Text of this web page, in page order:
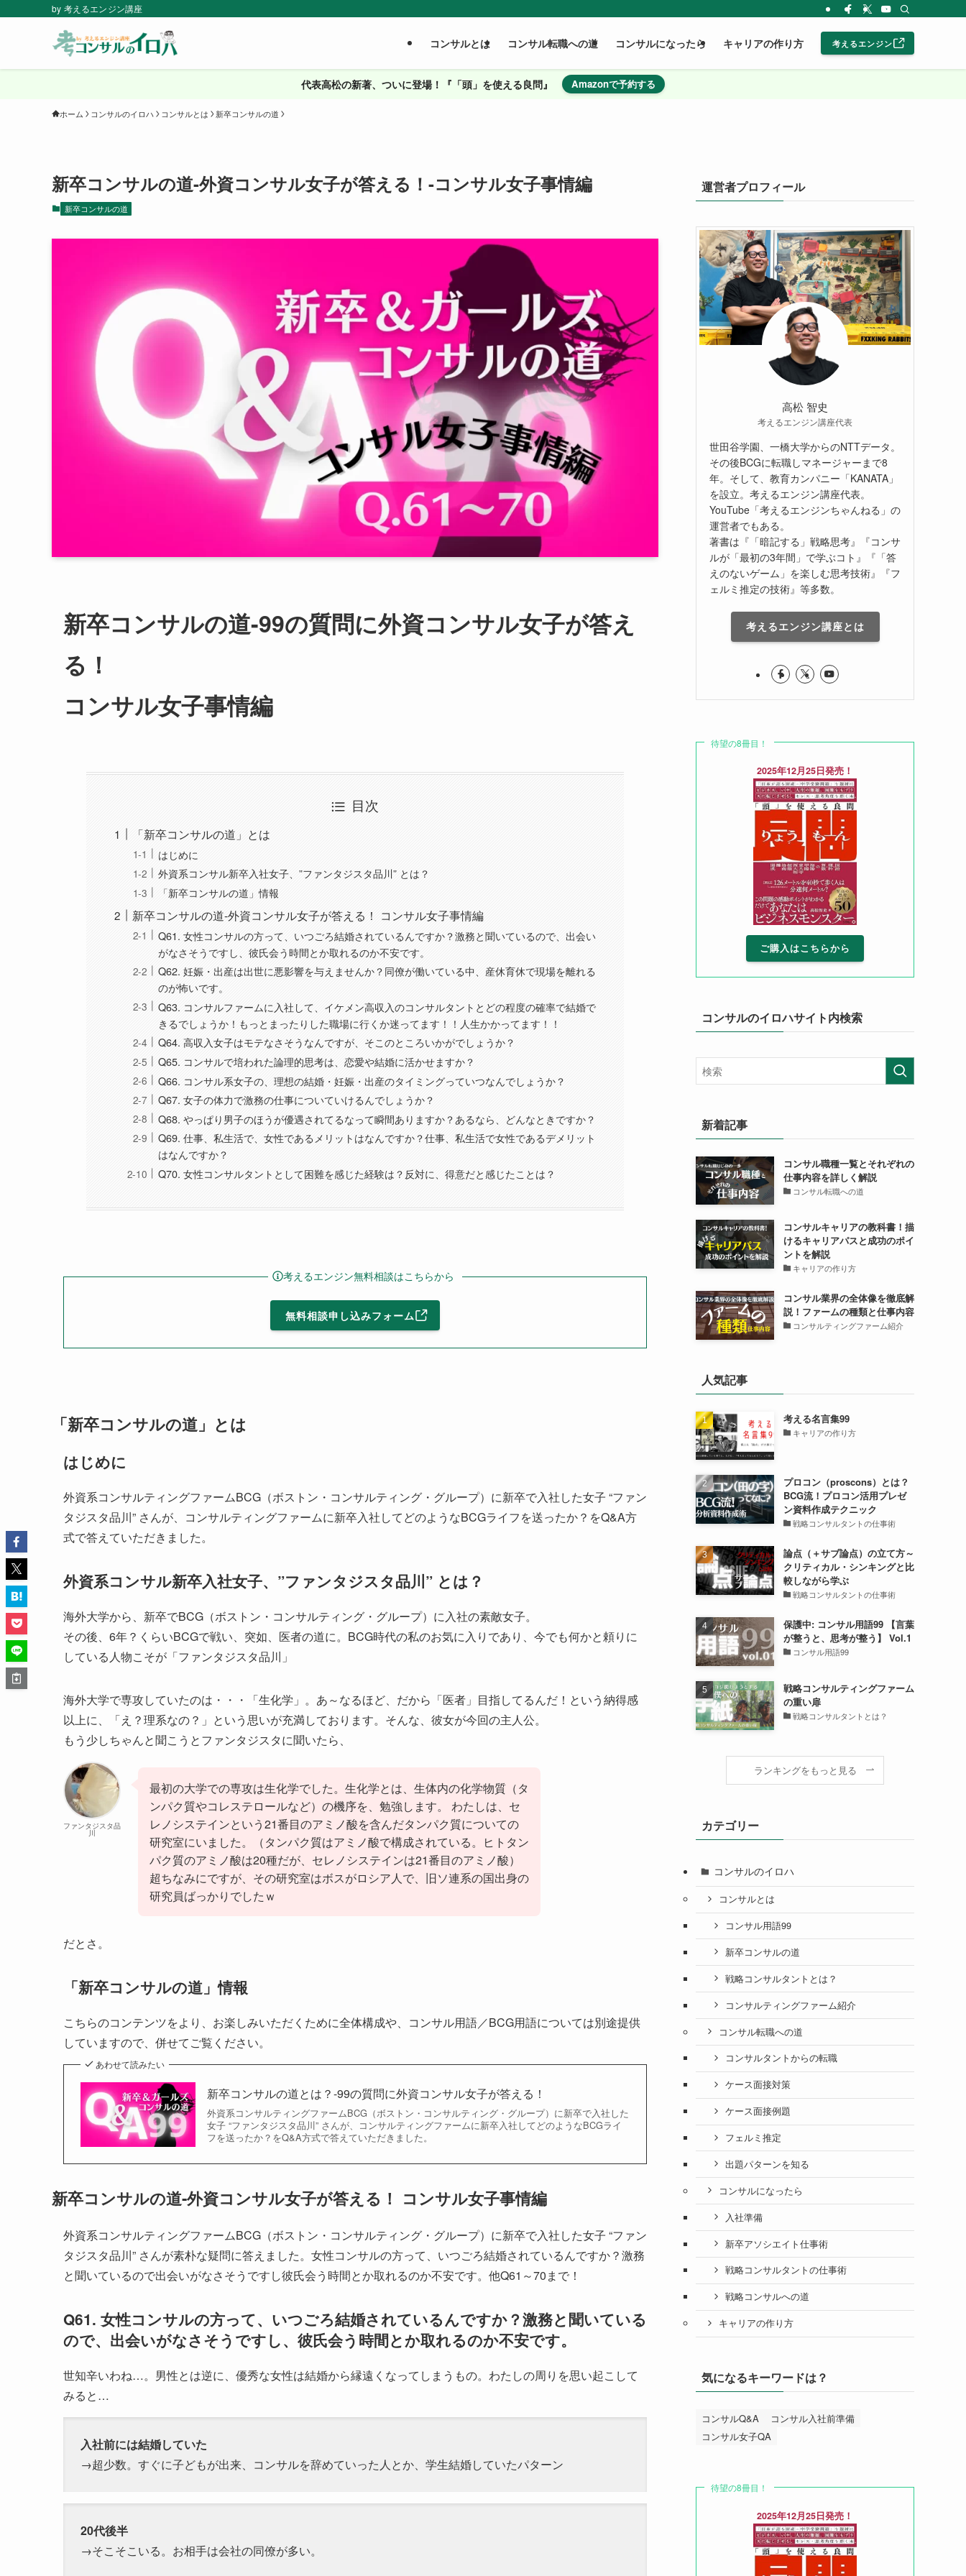
by 考えるエンジン講座
コンサルとは コンサル転職への道 コンサルになったら キャリアの作り方 考えるエンジン
代表高松の新著、ついに登場！『「頭」を使える良問』 Amazonで予約する
ホーム コンサルのイロハ コンサルとは 新卒コンサルの道
新卒コンサルの道-外資コンサル女子が答える！-コンサル女子事情編
新卒コンサルの道
新卒コンサルの道-99の質問に外資コンサル女子が答え
る！
コンサル女子事情編
目次
「新卒コンサルの道」とは
はじめに
外資系コンサル新卒入社女子、”ファンタジスタ品川” とは？
「新卒コンサルの道」情報
新卒コンサルの道-外資コンサル女子が答える！ コンサル女子事情編
Q61. 女性コンサルの方って、いつごろ結婚されているんですか？激務と聞いているので、出会い
がなさそうですし、彼氏会う時間とか取れるのか不安です。
Q62. 妊娠・出産は出世に悪影響を与えませんか？同僚が働いている中、産休育休で現場を離れる
のが怖いです。
Q63. コンサルファームに入社して、イケメン高収入のコンサルタントとどの程度の確率で結婚で
きるでしょうか！もっとまったりした職場に行くか迷ってます！！人生かかってます！！
Q64. 高収入女子はモテなさそうなんですが、そこのところいかがでしょうか？
Q65. コンサルで培われた論理的思考は、恋愛や結婚に活かせますか？
Q66. コンサル系女子の、理想の結婚・妊娠・出産のタイミングっていつなんでしょうか？
Q67. 女子の体力で激務の仕事についていけるんでしょうか？
Q68. やっぱり男子のほうが優遇されてるなって瞬間ありますか？あるなら、どんなときですか？
Q69. 仕事、私生活で、女性であるメリットはなんですか？仕事、私生活で女性であるデメリット
はなんですか？
Q70. 女性コンサルタントとして困難を感じた経験は？反対に、得意だと感じたことは？
考えるエンジン無料相談はこちらから
無料相談申し込みフォーム
「新卒コンサルの道」とは
はじめに
外資系コンサルティングファームBCG（ボストン・コンサルティング・グループ）に新卒で入社した女子 “ファン
タジスタ品川” さんが、コンサルティングファームに新卒入社してどのようなBCGライフを送ったか？をQ&A方
式で答えていただきました。
外資系コンサル新卒入社女子、”ファンタジスタ品川” とは？
海外大学から、新卒でBCG（ボストン・コンサルティング・グループ）に入社の素敵女子。
その後、6年？くらいBCGで戦い、突如、医者の道に。BCG時代の私のお気に入りであり、今でも何かと頼りに
している人物こそが「ファンタジスタ品川」
海外大学で専攻していたのは・・・「生化学」。あ～なるほど、だから「医者」目指してるんだ！という納得感
以上に、「え？理系なの？」という思いが充満しております。そんな、彼女が今回の主人公。
もう少しちゃんと聞こうとファンタジスタに聞いたら、
ファンタジスタ品
川
最初の大学での専攻は生化学でした。生化学とは、生体内の化学物質（タ
ンパク質やコレステロールなど）の機序を、勉強します。 わたしは、セ
レノシステインという21番目のアミノ酸を含んだタンパク質についての
研究室にいました。（タンパク質はアミノ酸で構成されている。ヒトタン
パク質のアミノ酸は20種だが、セレノシステインは21番目のアミノ酸）
超ちなみにですが、その研究室はボスがロシア人で、旧ソ連系の国出身の
研究員ばっかりでしたｗ
だとさ。
「新卒コンサルの道」情報
こちらのコンテンツをより、お楽しみいただくために全体構成や、コンサル用語／BCG用語については別途提供
していますので、併せてご覧ください。
あわせて読みたい
新卒コンサルの道とは？-99の質問に外資コンサル女子が答える！
外資系コンサルティングファームBCG（ボストン・コンサルティング・グループ）に新卒で入社した
女子 “ファンタジスタ品川” さんが、コンサルティングファームに新卒入社してどのようなBCGライ
フを送ったか？をQ&A方式で答えていただきました。
新卒コンサルの道-外資コンサル女子が答える！ コンサル女子事情編
外資系コンサルティングファームBCG（ボストン・コンサルティング・グループ）に新卒で入社した女子 “ファン
タジスタ品川” さんが素朴な疑問に答えました。女性コンサルの方って、いつごろ結婚されているんですか？激務
と聞いているので出会いがなさそうですし彼氏会う時間とか取れるのか不安です。他Q61～70まで！
Q61. 女性コンサルの方って、いつごろ結婚されているんですか？激務と聞いている
ので、出会いがなさそうですし、彼氏会う時間とか取れるのか不安です。
世知辛いわね…。男性とは逆に、優秀な女性は結婚から縁遠くなってしまうもの。わたしの周りを思い起こして
みると…
入社前には結婚していた
→超少数。すぐに子どもが出来、コンサルを辞めていった人とか、学生結婚していたパターン
20代後半
→そこそこいる。お相手は会社の同僚が多い。
運営者プロフィール
高松 智史
考えるエンジン講座代表
世田谷学園、一橋大学からのNTTデータ。
その後BCGに転職しマネージャーまで8
年。そして、教育カンパニー「KANATA」
を設立。考えるエンジン講座代表。
YouTube「考えるエンジンちゃんねる」の
運営者でもある。
著書は『「暗記する」戦略思考』『コンサ
ルが「最初の3年間」で学ぶコト』『「答
えのないゲーム」を楽しむ思考技術』『フ
ェルミ推定の技術』等多数。
考えるエンジン講座とは
待望の8冊目！
2025年12月25日発売！
ご購入はこちらから
コンサルのイロハサイト内検索
新着記事
コンサル職種一覧とそれぞれの
仕事内容を詳しく解説
コンサル転職への道
コンサルキャリアの教科書！描
けるキャリアパスと成功のポイ
ントを解説
キャリアの作り方
コンサル業界の全体像を徹底解
説！ファームの種類と仕事内容
コンサルティングファーム紹介
人気記事
考える名言集99
キャリアの作り方
プロコン（proscons）とは？
BCG流！プロコン活用プレゼ
ン資料作成テクニック
戦略コンサルタントの仕事術
論点（＋サブ論点）の立て方～
クリティカル・シンキングと比
較しながら学ぶ
戦略コンサルタントの仕事術
保護中: コンサル用語99 【言葉
が整うと、思考が整う】 Vol.1
コンサル用語99
戦略コンサルティングファーム
の重い扉
戦略コンサルタントとは？
ランキングをもっと見る
カテゴリー
コンサルのイロハ
コンサルとは
コンサル用語99
新卒コンサルの道
戦略コンサルタントとは？
コンサルティングファーム紹介
コンサル転職への道
コンサルタントからの転職
ケース面接対策
ケース面接例題
フェルミ推定
出題パターンを知る
コンサルになったら
入社準備
新卒アソシエイト仕事術
戦略コンサルタントの仕事術
戦略コンサルへの道
キャリアの作り方
気になるキーワードは？
コンサルQ&A
コンサル入社前準備
コンサル女子QA
待望の8冊目！
2025年12月25日発売！